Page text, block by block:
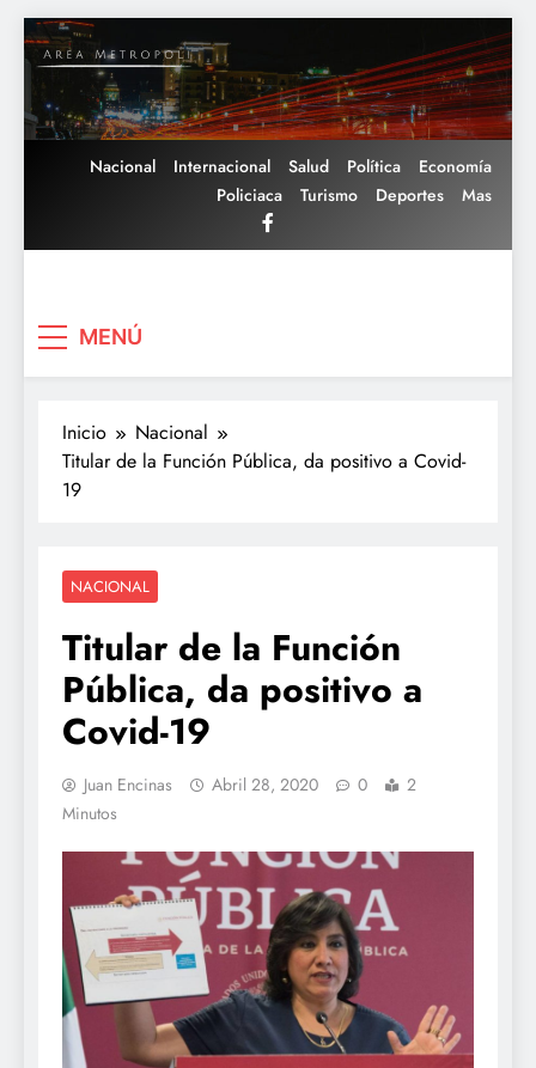
Saltar
al
contenido
Nacional Internacional Salud Política
Economía
Policiaca
Turismo Deportes Mas
MENÚ
Inicio
Nacional
Titular de la Función Pública, da positivo a Covid-
19
NACIONAL
Titular de la Función
Pública, da positivo a
Covid-19
Juan Encinas Abril 28, 2020 0
2
Minutos